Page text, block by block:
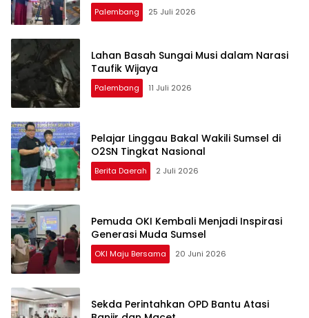
Palembang 25 Juli 2026
Lahan Basah Sungai Musi dalam Narasi
Taufik Wijaya
Palembang 11 Juli 2026
Pelajar Linggau Bakal Wakili Sumsel di
O2SN Tingkat Nasional
Berita Daerah 2 Juli 2026
Pemuda OKI Kembali Menjadi Inspirasi
Generasi Muda Sumsel
OKI Maju Bersama 20 Juni 2026
Sekda Perintahkan OPD Bantu Atasi